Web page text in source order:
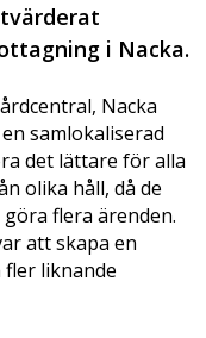
i Nacka.
Nacka
samlokaliserad
det lättare för alla
olika håll, då de
flera ärenden.
att skapa en
liknande